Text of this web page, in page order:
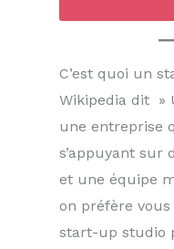
C’est quoi un
Wikipedia dit »
une entreprise
s’appuyant sur
et une équipe
on préfère
start-up studio